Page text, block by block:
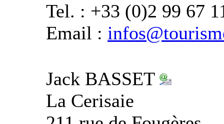
Tel. : +33 (0)2 99 67
Email :
Jack BASSET
La Cerisaie